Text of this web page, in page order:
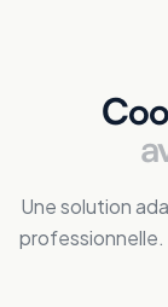
Une solution